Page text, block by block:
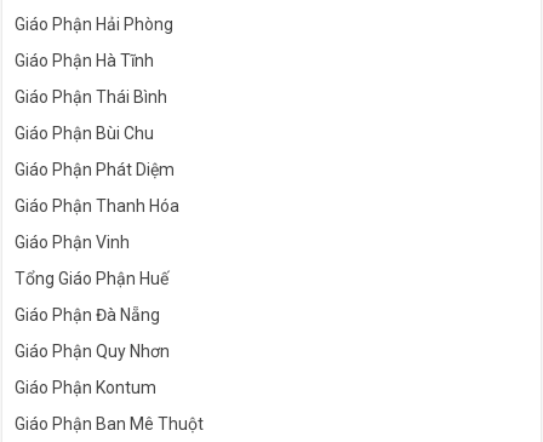
Giáo Phận Hải Phòng
Giáo Phận Hà Tĩnh
Giáo Phận Thái Bình
Giáo Phận Bùi Chu
Giáo Phận Phát Diệm
Giáo Phận Thanh Hóa
Giáo Phận Vinh
Tổng Giáo Phận Huế
Giáo Phận Đà Nẵng
Giáo Phận Quy Nhơn
Giáo Phận Kontum
Giáo Phận Ban Mê Thuột